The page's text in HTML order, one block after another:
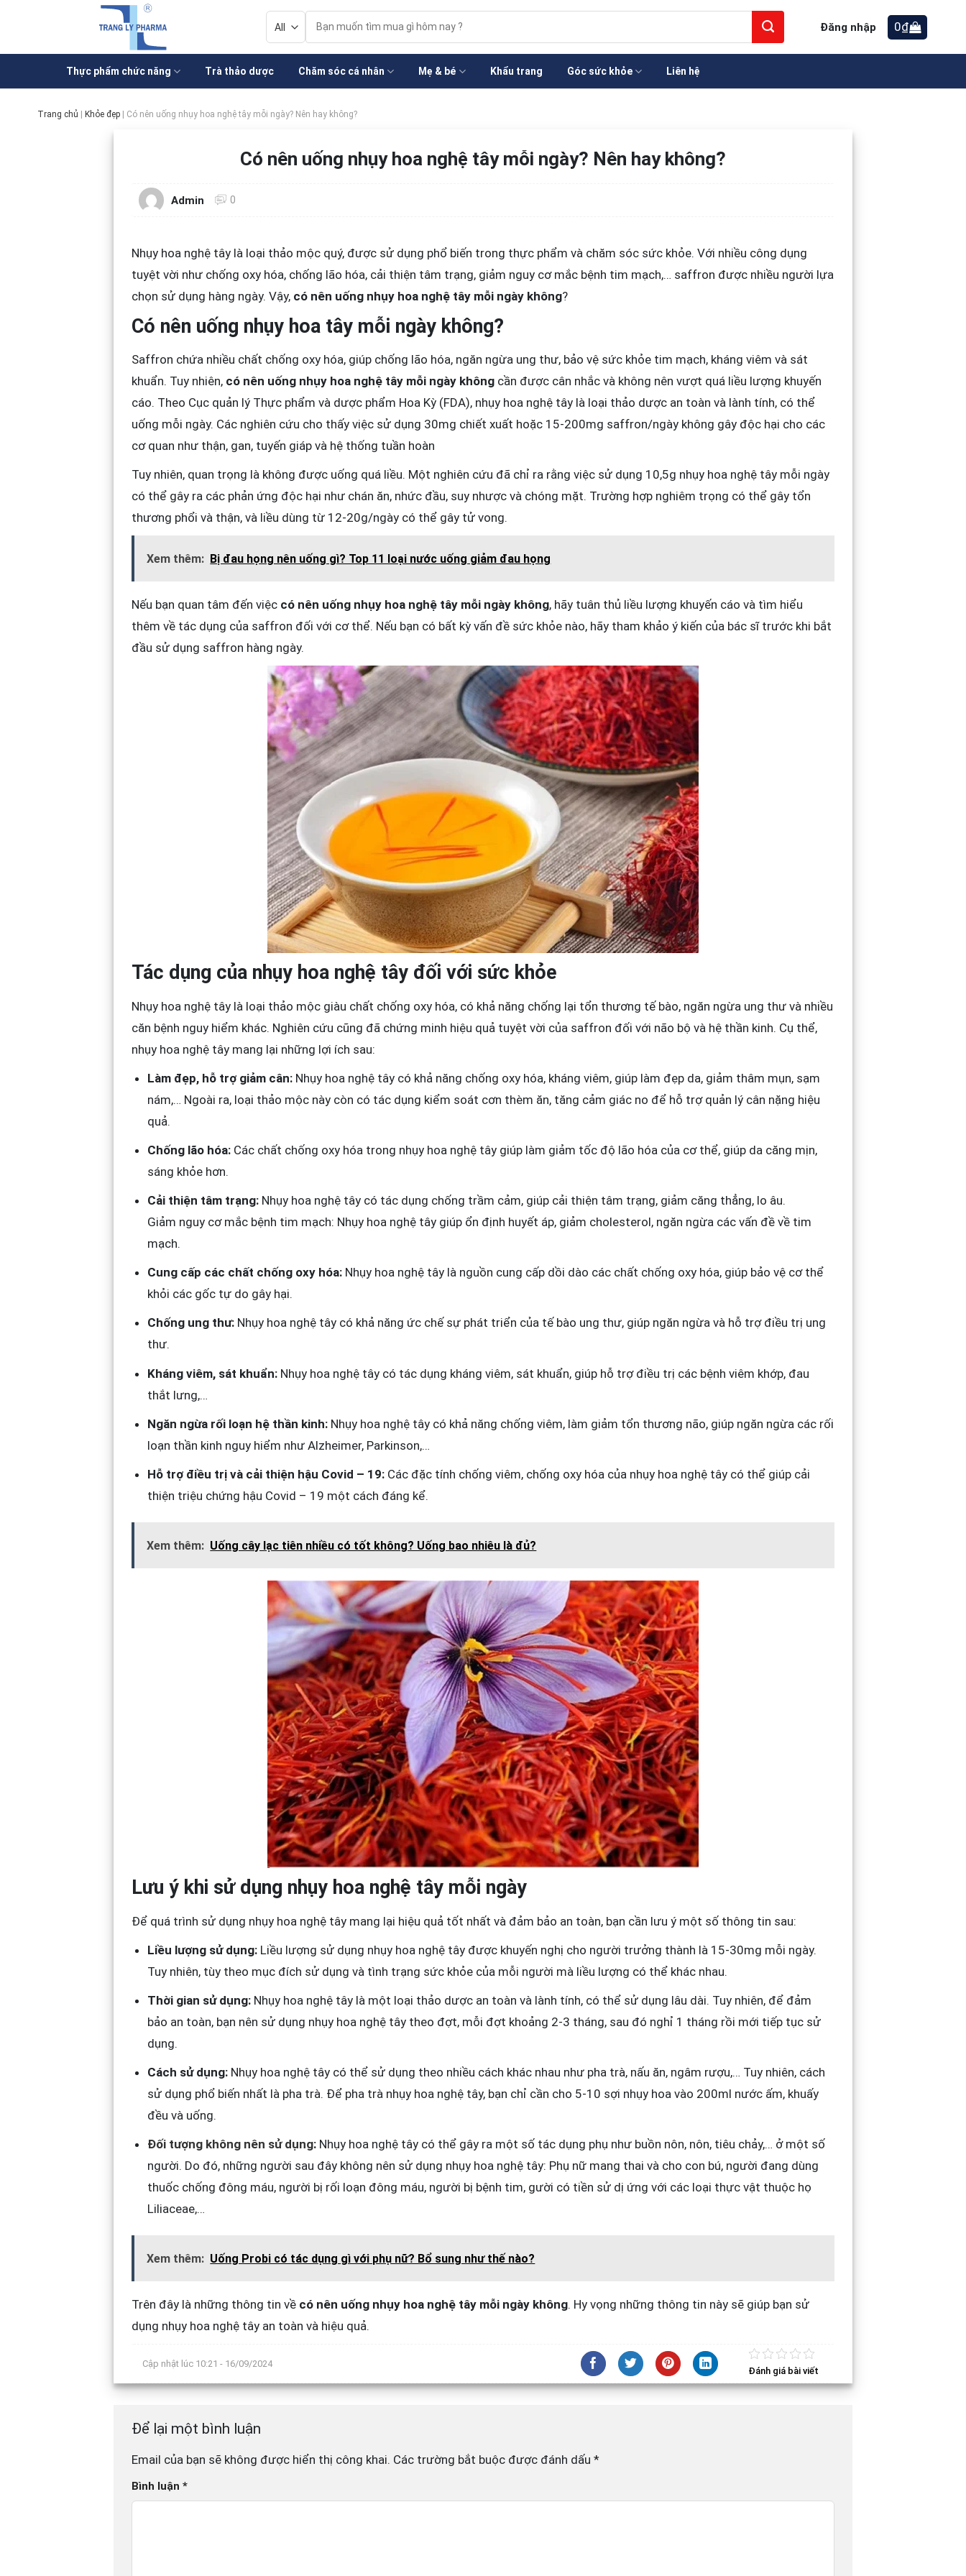
content
kiếm:
Đăng nhập 0₫
Thực phẩm chức năng Trà thảo dược Chăm sóc cá nhân Mẹ & bé Khẩu trang Góc sức khỏe Liên hệ
Trang chủ Khỏe đẹp Có nên uống nhụy hoa nghệ tây mỗi ngày? Nên hay không?
Có nên uống nhụy hoa nghệ tây mỗi ngày? Nên hay không?
Admin 0
Nhụy hoa nghệ tây là loại thảo mộc quý, được sử dụng phổ biến trong thực phẩm và chăm sóc sức khỏe. Với nhiều công dụng
tuyệt vời như chống oxy hóa, chống lão hóa, cải thiện tâm trạng, giảm nguy cơ mắc bệnh tim mạch,… saffron được nhiều người lựa
chọn sử dụng hàng ngày. Vậy, có nên uống nhụy hoa nghệ tây mỗi ngày không?
Có nên uống nhụy hoa tây mỗi ngày không?
Saffron chứa nhiều chất chống oxy hóa, giúp chống lão hóa, ngăn ngừa ung thư, bảo vệ sức khỏe tim mạch, kháng viêm và sát
khuẩn. Tuy nhiên, có nên uống nhụy hoa nghệ tây mỗi ngày không cần được cân nhắc và không nên vượt quá liều lượng khuyến
cáo. Theo Cục quản lý Thực phẩm và dược phẩm Hoa Kỳ (FDA), nhụy hoa nghệ tây là loại thảo dược an toàn và lành tính, có thể
uống mỗi ngày. Các nghiên cứu cho thấy việc sử dụng 30mg chiết xuất hoặc 15-200mg saffron/ngày không gây độc hại cho các
cơ quan như thận, gan, tuyến giáp và hệ thống tuần hoàn
Tuy nhiên, quan trọng là không được uống quá liều. Một nghiên cứu đã chỉ ra rằng việc sử dụng 10,5g nhụy hoa nghệ tây mỗi ngày
có thể gây ra các phản ứng độc hại như chán ăn, nhức đầu, suy nhược và chóng mặt. Trường hợp nghiêm trọng có thể gây tổn
thương phổi và thận, và liều dùng từ 12-20g/ngày có thể gây tử vong.
Xem thêm: Bị đau họng nên uống gì? Top 11 loại nước uống giảm đau họng
Nếu bạn quan tâm đến việc có nên uống nhụy hoa nghệ tây mỗi ngày không, hãy tuân thủ liều lượng khuyến cáo và tìm hiểu
thêm về tác dụng của saffron đối với cơ thể. Nếu bạn có bất kỳ vấn đề sức khỏe nào, hãy tham khảo ý kiến ​​của bác sĩ trước khi bắt
đầu sử dụng saffron hàng ngày.
Tác dụng của nhụy hoa nghệ tây đối với sức khỏe
Nhụy hoa nghệ tây là loại thảo mộc giàu chất chống oxy hóa, có khả năng chống lại tổn thương tế bào, ngăn ngừa ung thư và nhiều
căn bệnh nguy hiểm khác. Nghiên cứu cũng đã chứng minh hiệu quả tuyệt vời của saffron đối với não bộ và hệ thần kinh. Cụ thể,
nhụy hoa nghệ tây mang lại những lợi ích sau:
Làm đẹp, hỗ trợ giảm cân: Nhụy hoa nghệ tây có khả năng chống oxy hóa, kháng viêm, giúp làm đẹp da, giảm thâm mụn, sạm
nám,… Ngoài ra, loại thảo mộc này còn có tác dụng kiểm soát cơn thèm ăn, tăng cảm giác no để hỗ trợ quản lý cân nặng hiệu
quả.
Chống lão hóa: Các chất chống oxy hóa trong nhụy hoa nghệ tây giúp làm giảm tốc độ lão hóa của cơ thể, giúp da căng mịn,
sáng khỏe hơn.
Cải thiện tâm trạng: Nhụy hoa nghệ tây có tác dụng chống trầm cảm, giúp cải thiện tâm trạng, giảm căng thẳng, lo âu.
Giảm nguy cơ mắc bệnh tim mạch: Nhụy hoa nghệ tây giúp ổn định huyết áp, giảm cholesterol, ngăn ngừa các vấn đề về tim
mạch.
Cung cấp các chất chống oxy hóa: Nhụy hoa nghệ tây là nguồn cung cấp dồi dào các chất chống oxy hóa, giúp bảo vệ cơ thể
khỏi các gốc tự do gây hại.
Chống ung thư: Nhụy hoa nghệ tây có khả năng ức chế sự phát triển của tế bào ung thư, giúp ngăn ngừa và hỗ trợ điều trị ung
thư.
Kháng viêm, sát khuẩn: Nhụy hoa nghệ tây có tác dụng kháng viêm, sát khuẩn, giúp hỗ trợ điều trị các bệnh viêm khớp, đau
thắt lưng,…
Ngăn ngừa rối loạn hệ thần kinh: Nhụy hoa nghệ tây có khả năng chống viêm, làm giảm tổn thương não, giúp ngăn ngừa các rối
loạn thần kinh nguy hiểm như Alzheimer, Parkinson,…
Hỗ trợ điều trị và cải thiện hậu Covid – 19: Các đặc tính chống viêm, chống oxy hóa của nhụy hoa nghệ tây có thể giúp cải
thiện triệu chứng hậu Covid – 19 một cách đáng kể.
Xem thêm: Uống cây lạc tiên nhiều có tốt không? Uống bao nhiêu là đủ?
Lưu ý khi sử dụng nhụy hoa nghệ tây mỗi ngày
Để quá trình sử dụng nhụy hoa nghệ tây mang lại hiệu quả tốt nhất và đảm bảo an toàn, bạn cần lưu ý một số thông tin sau:
Liều lượng sử dụng: Liều lượng sử dụng nhụy hoa nghệ tây được khuyến nghị cho người trưởng thành là 15-30mg mỗi ngày.
Tuy nhiên, tùy theo mục đích sử dụng và tình trạng sức khỏe của mỗi người mà liều lượng có thể khác nhau.
Thời gian sử dụng: Nhụy hoa nghệ tây là một loại thảo dược an toàn và lành tính, có thể sử dụng lâu dài. Tuy nhiên, để đảm
bảo an toàn, bạn nên sử dụng nhụy hoa nghệ tây theo đợt, mỗi đợt khoảng 2-3 tháng, sau đó nghỉ 1 tháng rồi mới tiếp tục sử
dụng.
Cách sử dụng: Nhụy hoa nghệ tây có thể sử dụng theo nhiều cách khác nhau như pha trà, nấu ăn, ngâm rượu,… Tuy nhiên, cách
sử dụng phổ biến nhất là pha trà. Để pha trà nhụy hoa nghệ tây, bạn chỉ cần cho 5-10 sợi nhụy hoa vào 200ml nước ấm, khuấy
đều và uống.
Đối tượng không nên sử dụng: Nhụy hoa nghệ tây có thể gây ra một số tác dụng phụ như buồn nôn, nôn, tiêu chảy,… ở một số
người. Do đó, những người sau đây không nên sử dụng nhụy hoa nghệ tây: Phụ nữ mang thai và cho con bú, người đang dùng
thuốc chống đông máu, người bị rối loạn đông máu, người bị bệnh tim, gười có tiền sử dị ứng với các loại thực vật thuộc họ
Liliaceae,…
Xem thêm: Uống Probi có tác dụng gì với phụ nữ? Bổ sung như thế nào?
Trên đây là những thông tin về có nên uống nhụy hoa nghệ tây mỗi ngày không. Hy vọng những thông tin này sẽ giúp bạn sử
dụng nhụy hoa nghệ tây an toàn và hiệu quả.
Cập nhật lúc 10:21 - 16/09/2024
Đánh giá bài viết
Để lại một bình luận
Email của bạn sẽ không được hiển thị công khai. Các trường bắt buộc được đánh dấu *
Bình luận *